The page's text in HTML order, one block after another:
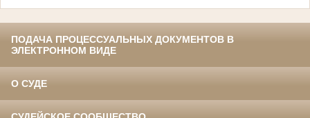
ПОДАЧА ПРОЦЕССУАЛЬНЫХ ДОКУМЕНТОВ В
ЭЛЕКТРОННОМ ВИДЕ
О СУДЕ